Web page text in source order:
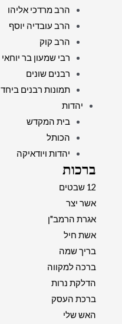
הרב מרדכי אליהו
הרב עובדיה יוסף
הרב קוק
רבי שמעון בר יוחאי
רבנים שונים
תמונות רבנים ביחד
יהדות
בית המקדש
הכותל
יהדות ויודאיקה
ברכות
12 שבטים
אשר יצר
אגרת הרמב"ן
אשת חיל
בריך שמה
ברכה למקווה
הדלקת נרות
ברכת העסק
האש שלי